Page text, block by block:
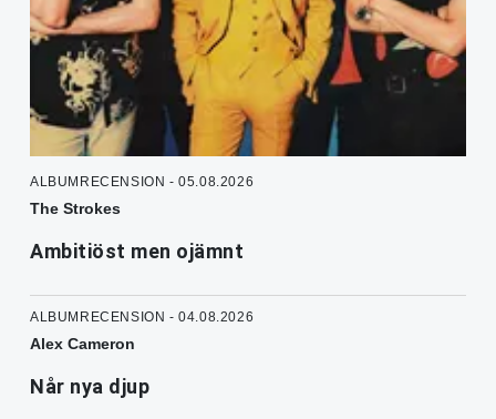
ALBUMRECENSION - 05.08.2026
The Strokes
Ambitiöst men ojämnt
ALBUMRECENSION - 04.08.2026
Alex Cameron
Når nya djup